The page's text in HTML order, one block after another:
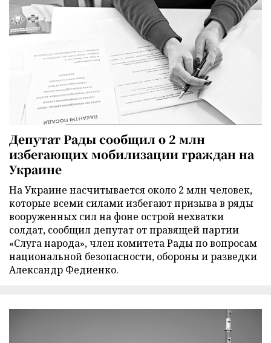
Депутат Рады сообщил о 2 млн
избегающих мобилизации граждан на
Украине
На Украине насчитывается около 2 млн человек,
которые всеми силами избегают призыва в ряды
вооруженных сил на фоне острой нехватки
солдат, сообщил депутат от правящей партии
«Слуга народа», член комитета Рады по вопросам
национальной безопасности, обороны и разведки
Александр Федиенко.